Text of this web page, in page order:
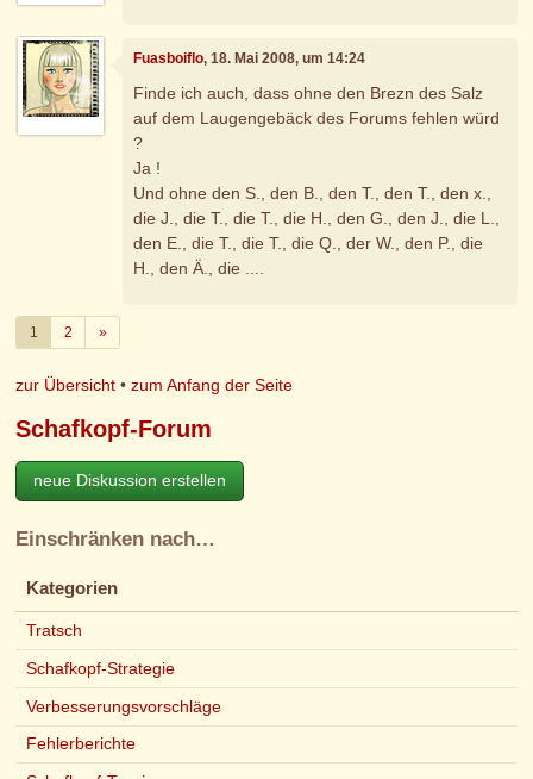
Fuasboiflo, 18. Mai 2008, um 14:24
Finde ich auch, dass ohne den Brezn des Salz
auf dem Laugengebäck des Forums fehlen würd
?
Ja !
Und ohne den S., den B., den T., den T., den x.,
die J., die T., die T., die H., den G., den J., die L.,
den E., die T., die T., die Q., der W., den P., die
H., den Ä., die ....
1 2 »Weiter
zur Übersicht •zum Anfang der Seite
Schafkopf-Forum
neue Diskussion erstellen
Einschränken nach…
Kategorien
Tratsch
Schafkopf-Strategie
Verbesserungsvorschläge
Fehlerberichte